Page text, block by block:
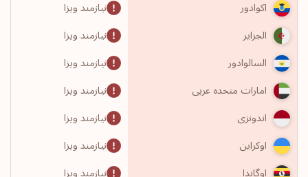
اکوادور
نیازمند ویزا
الجزایر
نیازمند ویزا
السالوادور
نیازمند ویزا
امارات متحده عربی
نیازمند ویزا
اندونزی
نیازمند ویزا
اوکراین
نیازمند ویزا